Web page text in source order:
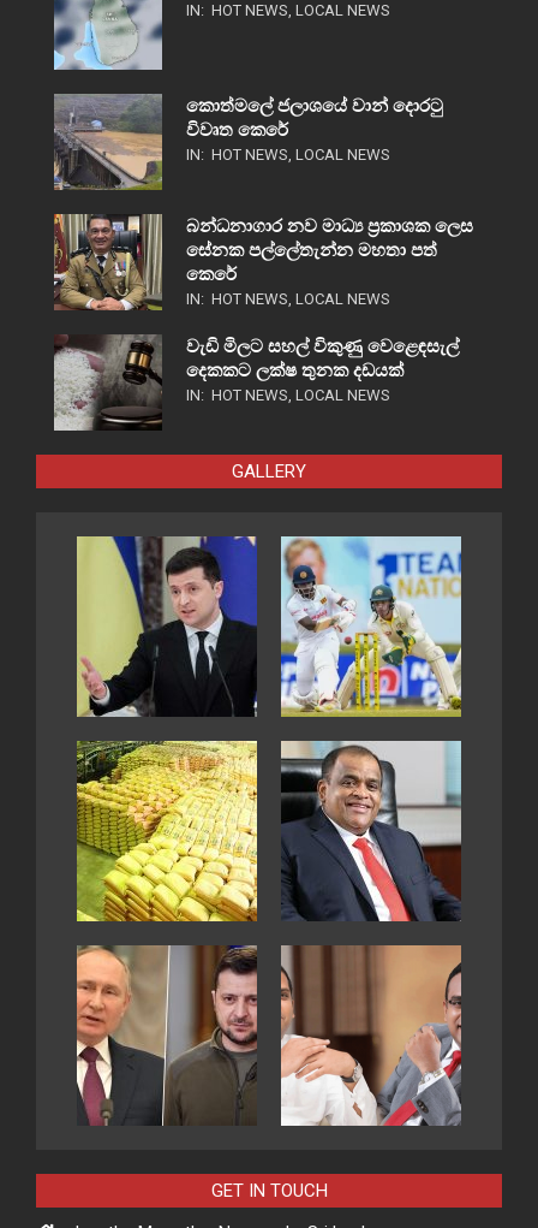
IN: HOT NEWS, LOCAL NEWS
කොත්මලේ ජලාශයේ වාන් දොරටු
විවෘත කෙරේ
IN: HOT NEWS, LOCAL NEWS
බන්ධනාගාර නව මාධ්‍ය ප්‍රකාශක ලෙස
සේනක පල්ලේතැන්න මහතා පත්
කෙරේ
IN: HOT NEWS, LOCAL NEWS
වැඩි මිලට සහල් විකුණු වෙළෙඳසැල්
දෙකකට ලක්ෂ තුනක දඩයක්
IN: HOT NEWS, LOCAL NEWS
GALLERY
GET IN TOUCH